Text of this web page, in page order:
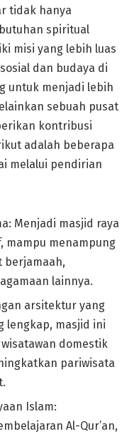
tidak hanya
spiritual
misi yang lebih luas
dan budaya di
untuk menjadi lebih
sebuah pusat
kontribusi
adalah beberapa
melalui pendirian
Menjadi masjid raya
mampu menampung
berjamaah,
lainnya.
arsitektur yang
lengkap, masjid ini
domestik
pariwisata
Islam:
Al-Qur’an,